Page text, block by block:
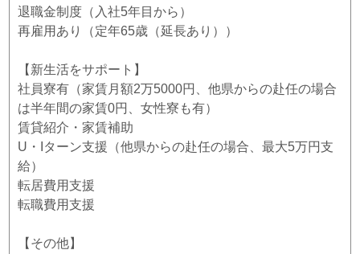
退職金制度（入社5年目から）
再雇用あり（定年65歳（延長あり））
【新生活をサポート】
社員寮有（家賃月額2万5000円、他県からの赴任の場合
は半年間の家賃0円、女性寮も有）
賃貸紹介・家賃補助
U・Iターン支援（他県からの赴任の場合、最大5万円支
給）
転居費用支援
転職費用支援
【その他】